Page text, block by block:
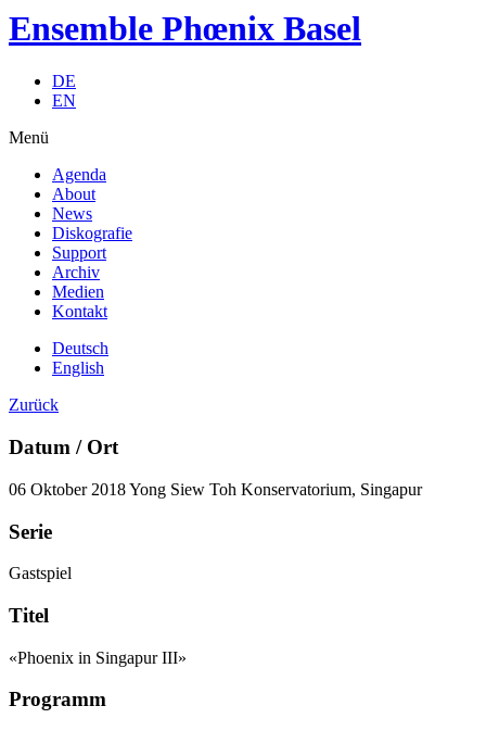
Ensemble Phœnix Basel
DE
EN
Menü
Agenda
About
News
Diskografie
Support
Archiv
Medien
Kontakt
Deutsch
English
Zurück
Datum / Ort
06 Oktober 2018Yong Siew Toh Konservatorium, Singapur
Serie
Gastspiel
Titel
«Phoenix in Singapur III»
Programm